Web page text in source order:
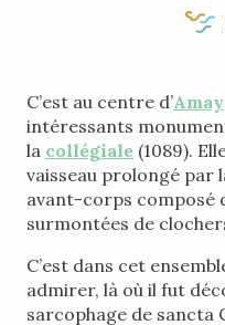
C’est au centre d’Amay
intéressants
la collégiale (1089).
vaisseau prolongé par
avant-corps composé
surmontées de
C’est dans cet
admirer, là où il fut
sarcophage de sancta